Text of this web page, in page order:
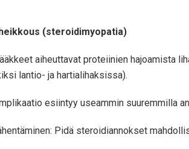
(steroidimyopatia)
aiheuttavat proteiinien hajoamista
lantio- ja hartialihaksissa).
esiintyy useammin suuremmilla
Pidä steroidiannokset